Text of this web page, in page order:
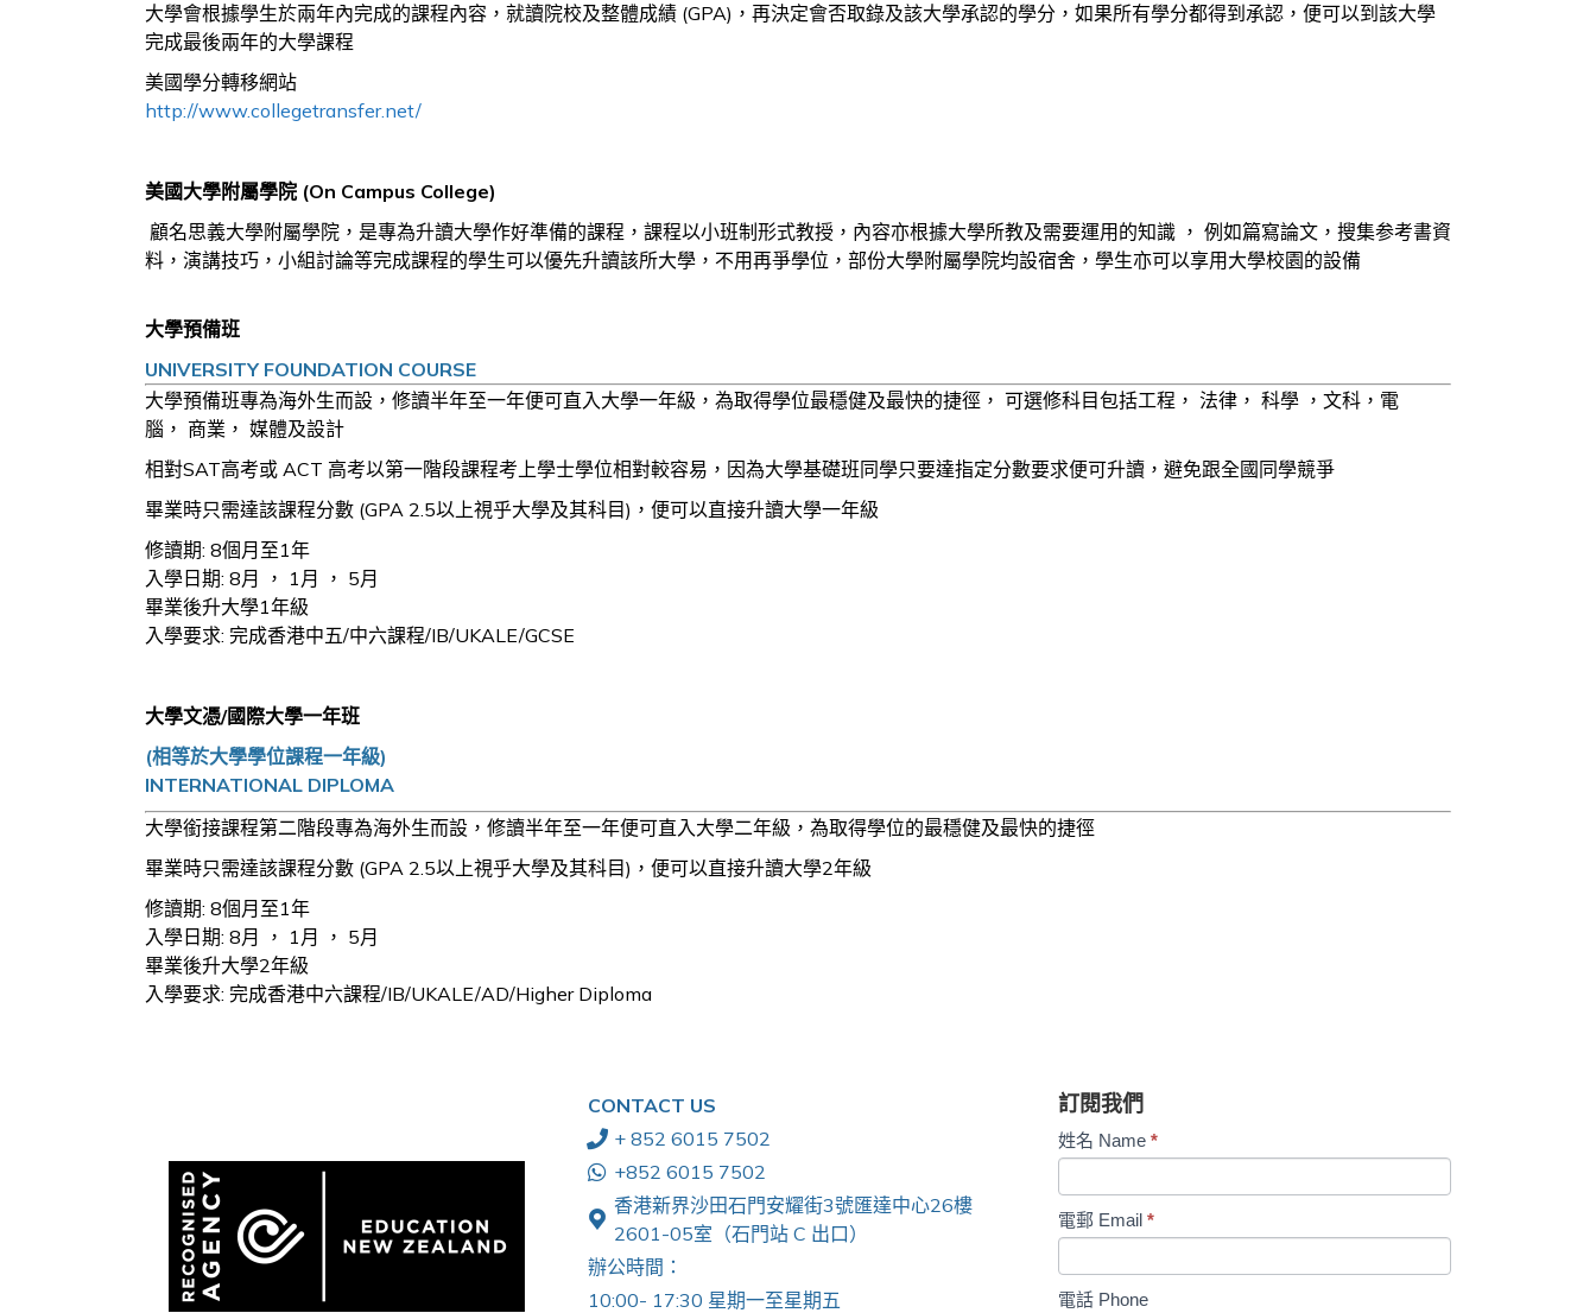
大學會根據學生於兩年內完成的課程內容，就讀院校及整體成績 (GPA)，再決定會否取錄及該大學承認的學分，如果所有學分都得到承認，便可以到該大學
完成最後兩年的大學課程
美國學分轉移網站
http://www.collegetransfer.net/
美國大學附屬學院 (On Campus College)
顧名思義大學附屬學院，是專為升讀大學作好準備的課程，課程以小班制形式教授，內容亦根據大學所教及需要運用的知識 ， 例如篇寫論文，搜集参考書資
料，演講技巧，小組討論等完成課程的學生可以優先升讀該所大學，不用再爭學位，部份大學附屬學院均設宿舍，學生亦可以享用大學校園的設備
大學預備班
UNIVERSITY FOUNDATION COURSE
大學預備班專為海外生而設，修讀半年至一年便可直入大學一年級，為取得學位最穩健及最快的捷徑， 可選修科目包括工程， 法律， 科學 ，文科，電
腦， 商業， 媒體及設計
相對SAT高考或 ACT 高考以第一階段課程考上學士學位相對較容易，因為大學基礎班同學只要達指定分數要求便可升讀，避免跟全國同學競爭
畢業時只需達該課程分數 (GPA 2.5以上視乎大學及其科目)，便可以直接升讀大學一年級
修讀期: 8個月至1年
入學日期: 8月 ， 1月 ， 5月
畢業後升大學1年級
入學要求: 完成香港中五/中六課程/IB/UKALE/GCSE
大學文憑/國際大學一年班
(相等於大學學位課程一年級)
INTERNATIONAL DIPLOMA
大學銜接課程第二階段專為海外生而設，修讀半年至一年便可直入大學二年級，為取得學位的最穩健及最快的捷徑
畢業時只需達該課程分數 (GPA 2.5以上視乎大學及其科目)，便可以直接升讀大學2年級
修讀期: 8個月至1年
入學日期: 8月 ， 1月 ， 5月
畢業後升大學2年級
入學要求: 完成香港中六課程/IB/UKALE/AD/Higher Diploma
CONTACT US
+ 852 6015 7502
+852 6015 7502
香港新界沙田石門安耀街3號匯達中心26樓
2601-05室（石門站 C 出口）
辦公時間：
10:00- 17:30 星期一至星期五
訂閱我們
Subscription
姓名 Name *
電郵 Email *
電話 Phone